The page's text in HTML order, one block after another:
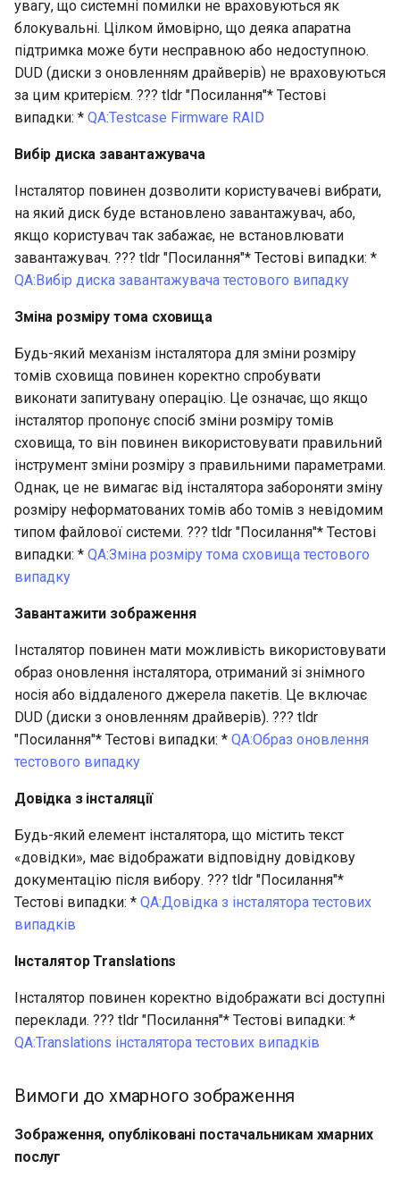
увагу, що системні помилки не враховуються як
блокувальні. Цілком ймовірно, що деяка апаратна
підтримка може бути несправною або недоступною.
DUD (диски з оновленням драйверів) не враховуються
за цим критерієм. ??? tldr "Посилання"* Тестові
випадки: * QA:Testcase Firmware RAID
Вибір диска завантажувача
Інсталятор повинен дозволити користувачеві вибрати,
на який диск буде встановлено завантажувач, або,
якщо користувач так забажає, не встановлювати
завантажувач. ??? tldr "Посилання"* Тестові випадки: *
QA:Вибір диска завантажувача тестового випадку
Зміна розміру тома сховища
Будь-який механізм інсталятора для зміни розміру
томів сховища повинен коректно спробувати
виконати запитувану операцію. Це означає, що якщо
інсталятор пропонує спосіб зміни розміру томів
сховища, то він повинен використовувати правильний
інструмент зміни розміру з правильними параметрами.
Однак, це не вимагає від інсталятора забороняти зміну
розміру неформатованих томів або томів з невідомим
типом файлової системи. ??? tldr "Посилання"* Тестові
випадки: * QA:Зміна розміру тома сховища тестового
випадку
Завантажити зображення
Інсталятор повинен мати можливість використовувати
образ оновлення інсталятора, отриманий зі знімного
носія або віддаленого джерела пакетів. Це включає
DUD (диски з оновленням драйверів). ??? tldr
"Посилання"* Тестові випадки: * QA:Образ оновлення
тестового випадку
Довідка з інсталяції
Будь-який елемент інсталятора, що містить текст
«довідки», має відображати відповідну довідкову
документацію після вибору. ??? tldr "Посилання"*
Тестові випадки: * QA:Довідка з інсталятора тестових
випадків
Інсталятор Translations
Інсталятор повинен коректно відображати всі доступні
переклади. ??? tldr "Посилання"* Тестові випадки: *
QA:Translations інсталятора тестових випадків
Вимоги до хмарного зображення
Зображення, опубліковані постачальникам хмарних
послуг